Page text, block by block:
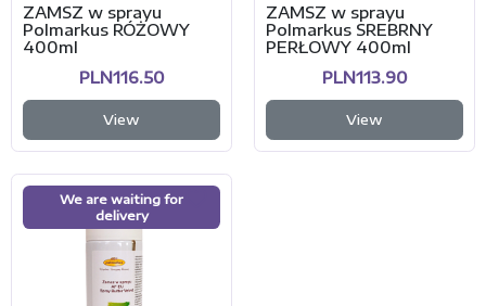
ZAMSZ w sprayu
Polmarkus RÓŻOWY
400ml
PLN116.50
View
ZAMSZ w sprayu
Polmarkus SREBRNY
PERŁOWY 400ml
PLN113.90
View
We are waiting for
delivery